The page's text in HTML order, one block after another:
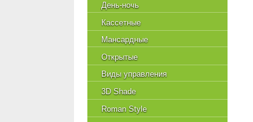
День-ночь
Кассетные
Мансардные
Открытые
Виды управления
3D Shade
Roman Style